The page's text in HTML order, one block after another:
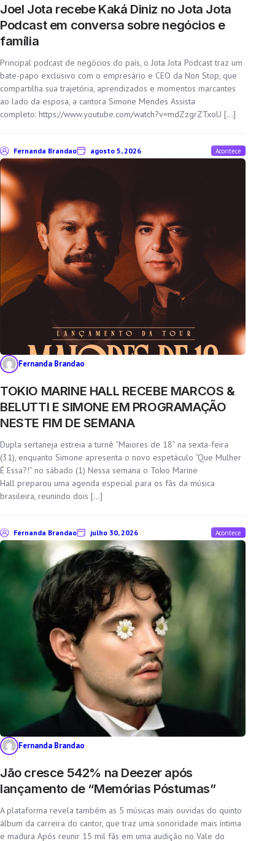
Joel Jota recebe Kaká Diniz no Jota Jota
Podcast em conversa sobre negócios e
família
Principal podcast de negócios do país, o Jota Jota Podcast traz um
bate-papo exclusivo com o empresário e CEO da Non Stop, que
compartilha sua trajetória, aprendizados e momentos marcantes
ao lado da esposa, a cantora Simone Mendes Assista
completo: https://www.youtube.com/watch?v=mdZzgrZTxoU […]
Fernanda Brandao agosto 5, 2026 Acontece
Fernanda Brandao
TOKIO MARINE HALL RECEBE MARCOS &
BELUTTI E SIMONE EM PROGRAMAÇÃO
NESTE FIM DE SEMANA
Dupla sertaneja estreia a turnê “Maiores de 18” na sexta-feira
(31), enquanto Simone apresenta o novo espetáculo “Que Mulher
É Essa?!” no sábado (1) Nessa semana o Tokio Marine
Hall preparou uma agenda especial para os fãs da música
brasileira, reunindo dois […]
Fernanda Brandao julho 30, 2026 Acontece
Fernanda Brandao
Jão cresce 542% na Deezer após
lançamento de “Memórias Póstumas”
A plataforma revela também as 5 músicas mais ouvidas do quinto
álbum da carreira do cantor, que traz uma sonoridade mais íntima
e madura Após reunir 15 mil fãs em uma audição no Vale do